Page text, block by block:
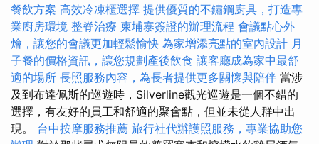
餐飲方案 高效冷凍櫃選擇 提供優質的不鏽鋼廚具，打造專
業廚房環境 整脊治療 柬埔寨簽證的辦理流程 會議點心外
燴，讓您的會議更加輕鬆愉快 為家增添亮點的室內設計 月
子餐的價格資訊，讓您規劃產後飲食 讓客廳成為家中最舒
適的場所 長照服務內容，為長者提供更多關懷與陪伴 當涉
及到布達佩斯的巡遊時，Silverline觀光巡遊是一個不錯的
選擇，有友好的員工和舒適的聚會點，但並未從人群中出
現。 台中按摩服務推薦 旅行社代辦護照服務，專業協助您